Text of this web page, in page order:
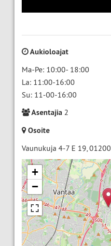
Aukioloajat
Ma-Pe: 10:00- 18:00
La: 11:00-16:00
Su: 11-00-16:00
Asentajia 2
Osoite
Vaunukuja 4-7 E 19,01200
+
−